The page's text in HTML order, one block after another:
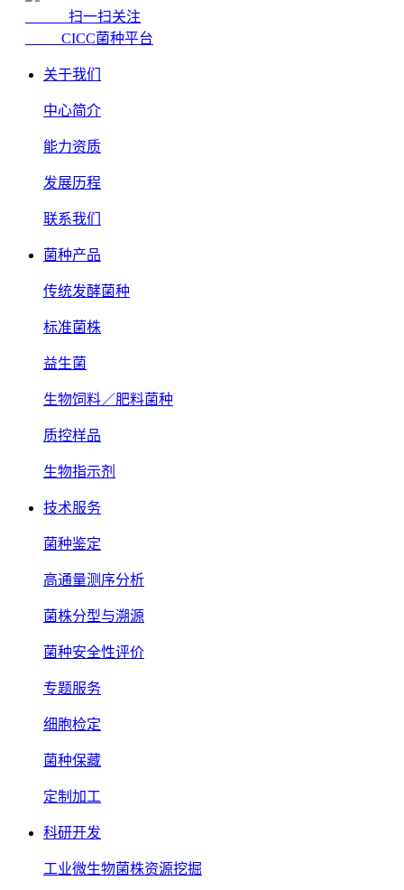
扫一扫关注
CICC菌种平台
关于我们
中心简介
能力资质
发展历程
联系我们
菌种产品
传统发酵菌种
标准菌株
益生菌
生物饲料／肥料菌种
质控样品
生物指示剂
技术服务
菌种鉴定
高通量测序分析
菌株分型与溯源
菌种安全性评价
专题服务
细胞检定
菌种保藏
定制加工
科研开发
工业微生物菌株资源挖掘